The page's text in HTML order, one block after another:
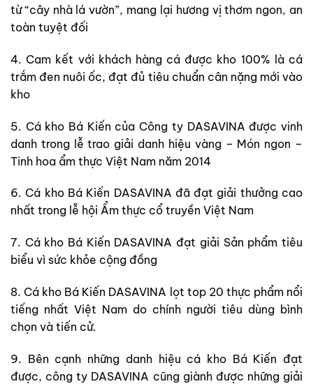
từ “cây nhà lá vườn”, mang lại hương vị thơm ngon, an
toàn tuyệt đối
4. Cam kết với khách hàng cá được kho 100% là cá
trắm đen nuôi ốc, đạt đủ tiêu chuẩn cân nặng mới vào
kho
5. Cá kho Bá Kiến của Công ty DASAVINA được vinh
danh trong lễ trao giải danh hiệu vàng – Món ngon –
Tinh hoa ẩm thực Việt Nam năm 2014
6. Cá kho Bá Kiến DASAVINA đã đạt giải thưởng cao
nhất trong lễ hội Ẩm thực cổ truyền Việt Nam
7. Cá kho Bá Kiến DASAVINA đạt giải Sản phẩm tiêu
biểu vì sức khỏe cộng đồng
8. Cá kho Bá Kiến DASAVINA lọt top 20 thực phẩm nổi
tiếng nhất Việt Nam do chính người tiêu dùng bình
chọn và tiến cử.
9. Bên cạnh những danh hiệu cá kho Bá Kiến đạt
được, công ty DASAVINA cũng giành được những giải